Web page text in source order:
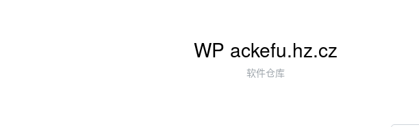
WP ackefu.hz.cz
软件仓库